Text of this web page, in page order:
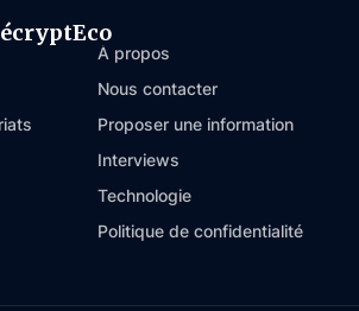
À propos
Nous contacter
Proposer une information
Interviews
Technologie
Politique de confidentialité